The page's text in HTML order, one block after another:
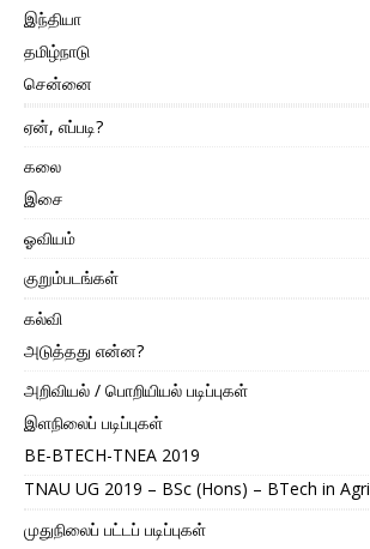
இந்தியா
தமிழ்நாடு
சென்னை
ஏன், எப்படி?
கலை
இசை
ஓவியம்
குறும்படங்கள்
கல்வி
அடுத்தது என்ன?
அறிவியல் / பொறியியல் படிப்புகள்
இளநிலைப் படிப்புகள்
BE-BTECH-TNEA 2019
TNAU UG 2019 – BSc (Hons) – BTech in Agri
முதுநிலைப் பட்டப் படிப்புகள்